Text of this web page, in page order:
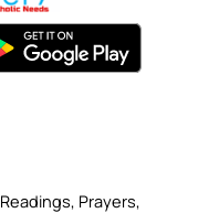
Prayers,